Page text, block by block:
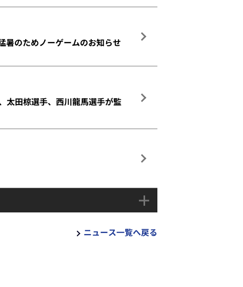
暑のためノーゲームのお知らせ
太田椋選手、西川龍馬選手が監
ニュース一覧へ戻る